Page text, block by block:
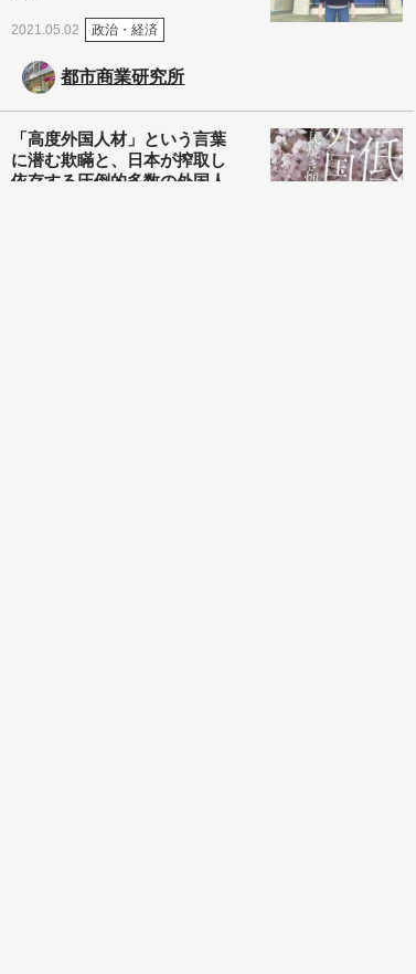
2021.05.02 政治・経済
都市商業研究所
「高度外国人材」という言葉
に潜む欺瞞と、日本が搾取し
依存する圧倒的多数の外国人